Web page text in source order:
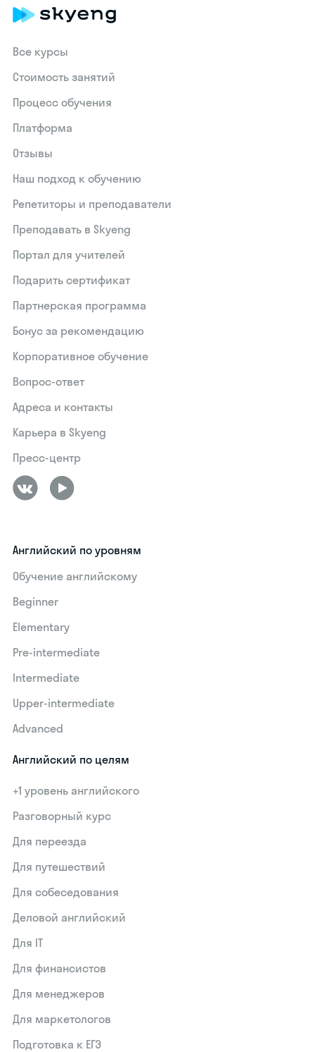
Все курсы
Стоимость занятий
Процесс обучения
Платформа
Отзывы
Наш подход к обучению
Репетиторы и преподаватели
Преподавать в Skyeng
Портал для учителей
Подарить сертификат
Партнерская программа
Бонус за рекомендацию
Корпоративное обучение
Вопрос-ответ
Адреса и контакты
Карьера в Skyeng
Пресс-центр
Английский по уровням
Обучение английскому
Beginner
Elementary
Pre-intermediate
Intermediate
Upper-intermediate
Advanced
Английский по целям
+1 уровень английского
Разговорный курс
Для переезда
Для путешествий
Для собеседования
Деловой английский
Для IT
Для финансистов
Для менеджеров
Для маркетологов
Подготовка к ЕГЭ